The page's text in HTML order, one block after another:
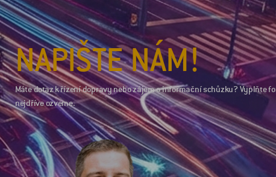
NAPIŠTE NÁM!
Máte dotaz k řízení dopravy nebo zájem o informační schůzku? Vyplňte
nejdříve ozveme.